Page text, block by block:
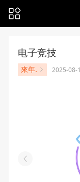
电子竞技
來年. 2025-08-